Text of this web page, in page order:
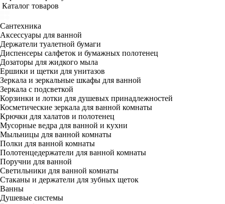
Каталог товаров
Сантехника
Аксессуары для ванной
Держатели туалетной бумаги
Диспенсеры салфеток и бумажных полотенец
Дозаторы для жидкого мыла
Ершики и щетки для унитазов
Зеркала и зеркальные шкафы для ванной
Зеркала с подсветкой
Корзинки и лотки для душевых принадлежностей
Косметические зеркала для ванной комнаты
Крючки для халатов и полотенец
Мусорные ведра для ванной и кухни
Мыльницы для ванной комнаты
Полки для ванной комнаты
Полотенцедержатели для ванной комнаты
Поручни для ванной
Светильники для ванной комнаты
Стаканы и держатели для зубных щеток
Ванны
Душевые системы